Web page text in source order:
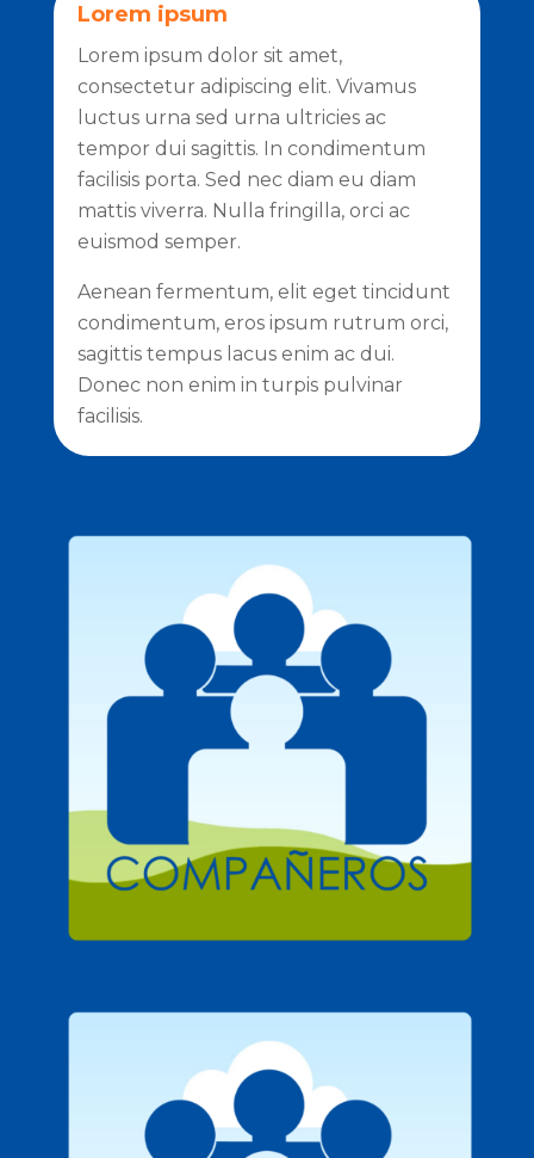
Lorem ipsum
Lorem ipsum dolor sit amet,
consectetur adipiscing elit. Vivamus
luctus urna sed urna ultricies ac
tempor dui sagittis. In condimentum
facilisis porta. Sed nec diam eu diam
mattis viverra. Nulla fringilla, orci ac
euismod semper.
Aenean fermentum, elit eget tincidunt
condimentum, eros ipsum rutrum orci,
sagittis tempus lacus enim ac dui.
Donec non enim in turpis pulvinar
facilisis.